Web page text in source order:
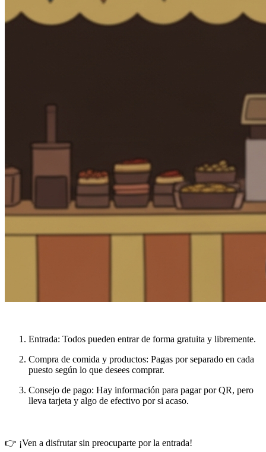
Entrada: Todos pueden entrar de forma gratuita y libremente.
Compra de comida y productos: Pagas por separado en cada
puesto según lo que desees comprar.
Consejo de pago: Hay información para pagar por QR, pero
lleva tarjeta y algo de efectivo por si acaso.
👉 ¡Ven a disfrutar sin preocuparte por la entrada!